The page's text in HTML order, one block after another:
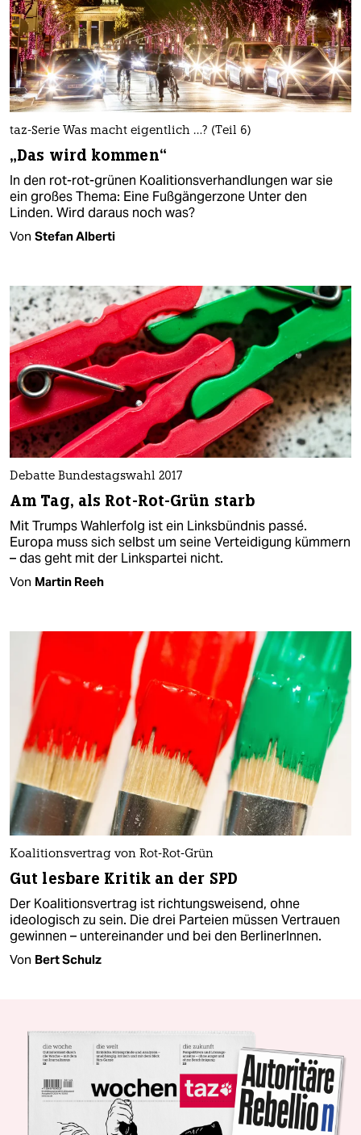
taz-Serie Was macht eigentlich …? (Teil 6)
„Das wird kommen“
In den rot-rot-grünen Koalitionsverhandlungen war sie
ein großes Thema: Eine Fußgängerzone Unter den
Linden. Wird daraus noch was?
Von Stefan Alberti
Debatte Bundestagswahl 2017
Am Tag, als Rot-Rot-Grün starb
Mit Trumps Wahlerfolg ist ein Linksbündnis passé.
Europa muss sich selbst um seine Verteidigung kümmern
– das geht mit der Linkspartei nicht.
Von Martin Reeh
Koalitionsvertrag von Rot-Rot-Grün
Gut lesbare Kritik an der SPD
Der Koalitionsvertrag ist richtungsweisend, ohne
ideologisch zu sein. Die drei Parteien müssen Vertrauen
gewinnen – untereinander und bei den BerlinerInnen.
Von Bert Schulz